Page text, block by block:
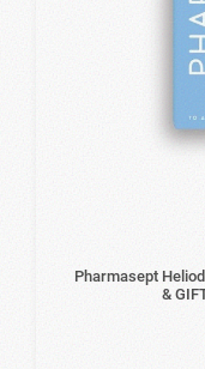
Pharmasept
&